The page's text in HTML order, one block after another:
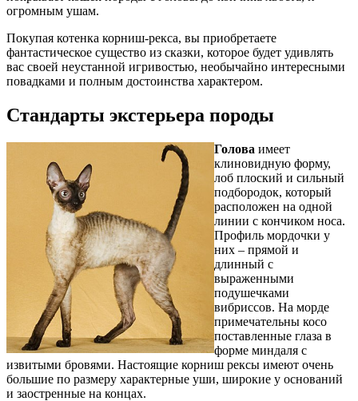
огромным ушам.
Покупая котенка корниш-рекса, вы приобретаете
фантастическое существо из сказки, которое будет удивлять
вас своей неустанной игривостью, необычайно интересными
повадками и полным достоинства характером.
Стандарты экстерьера породы
Голова имеет
клиновидную форму,
лоб плоский и сильный
подбородок, который
расположен на одной
линии с кончиком носа.
Профиль мордочки у
них – прямой и
длинный с
выраженными
подушечками
вибриссов. На морде
примечательны косо
поставленные глаза в
форме миндаля с
извитыми бровями. Настоящие корниш рексы имеют очень
большие по размеру характерные уши, широкие у оснований
и заостренные на концах.